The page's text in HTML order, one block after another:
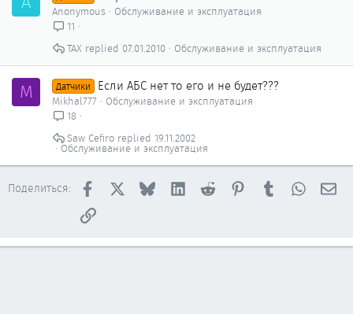
Anonymous
Обслуживание и эксплуатация
11
Обслуживание и эксплуатация
07.01.2010
ТАХ
M Датчики Если АБС нет то его и не будет???
Mikhal777
Обслуживание и эксплуатация
18
Обслуживание и эксплуатация
19.11.2002
Saw Cefiro
Поделиться: Facebook BlueskyLinkedInReddit PinterestTumblr
Ссылка